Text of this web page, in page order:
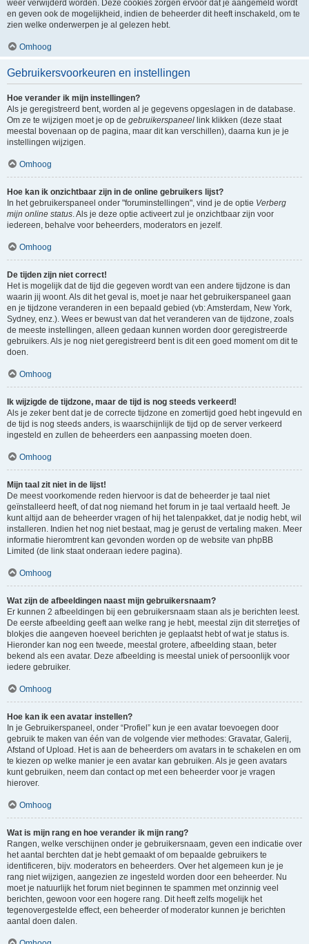
weer verwijderd worden. Deze cookies zorgen ervoor dat je aangemeld wordt
en geven ook de mogelijkheid, indien de beheerder dit heeft inschakeld, om te
zien welke onderwerpen je al gelezen hebt.
Omhoog
Gebruikersvoorkeuren en instellingen
Hoe verander ik mijn instellingen?
Als je geregistreerd bent, worden al je gegevens opgeslagen in de database.
Om ze te wijzigen moet je op de gebruikerspaneel link klikken (deze staat
meestal bovenaan op de pagina, maar dit kan verschillen), daarna kun je je
instellingen wijzigen.
Omhoog
Hoe kan ik onzichtbaar zijn in de online gebruikers lijst?
In het gebruikerspaneel onder "foruminstellingen", vind je de optie Verberg
mijn online status. Als je deze optie activeert zul je onzichtbaar zijn voor
iedereen, behalve voor beheerders, moderators en jezelf.
Omhoog
De tijden zijn niet correct!
Het is mogelijk dat de tijd die gegeven wordt van een andere tijdzone is dan
waarin jij woont. Als dit het geval is, moet je naar het gebruikerspaneel gaan
en je tijdzone veranderen in een bepaald gebied (vb: Amsterdam, New York,
Sydney, enz.). Wees er bewust van dat het veranderen van de tijdzone, zoals
de meeste instellingen, alleen gedaan kunnen worden door geregistreerde
gebruikers. Als je nog niet geregistreerd bent is dit een goed moment om dit te
doen.
Omhoog
Ik wijzigde de tijdzone, maar de tijd is nog steeds verkeerd!
Als je zeker bent dat je de correcte tijdzone en zomertijd goed hebt ingevuld en
de tijd is nog steeds anders, is waarschijnlijk de tijd op de server verkeerd
ingesteld en zullen de beheerders een aanpassing moeten doen.
Omhoog
Mijn taal zit niet in de lijst!
De meest voorkomende reden hiervoor is dat de beheerder je taal niet
geïnstalleerd heeft, of dat nog niemand het forum in je taal vertaald heeft. Je
kunt altijd aan de beheerder vragen of hij het talenpakket, dat je nodig hebt, wil
installeren. Indien het nog niet bestaat, mag je gerust de vertaling maken. Meer
informatie hieromtrent kan gevonden worden op de website van phpBB
Limited (de link staat onderaan iedere pagina).
Omhoog
Wat zijn de afbeeldingen naast mijn gebruikersnaam?
Er kunnen 2 afbeeldingen bij een gebruikersnaam staan als je berichten leest.
De eerste afbeelding geeft aan welke rang je hebt, meestal zijn dit sterretjes of
blokjes die aangeven hoeveel berichten je geplaatst hebt of wat je status is.
Hieronder kan nog een tweede, meestal grotere, afbeelding staan, beter
bekend als een avatar. Deze afbeelding is meestal uniek of persoonlijk voor
iedere gebruiker.
Omhoog
Hoe kan ik een avatar instellen?
In je Gebruikerspaneel, onder “Profiel” kun je een avatar toevoegen door
gebruik te maken van één van de volgende vier methodes: Gravatar, Galerij,
Afstand of Upload. Het is aan de beheerders om avatars in te schakelen en om
te kiezen op welke manier je een avatar kan gebruiken. Als je geen avatars
kunt gebruiken, neem dan contact op met een beheerder voor je vragen
hierover.
Omhoog
Wat is mijn rang en hoe verander ik mijn rang?
Rangen, welke verschijnen onder je gebruikersnaam, geven een indicatie over
het aantal berchten dat je hebt gemaakt of om bepaalde gebruikers te
identificeren, bijv. moderators en beheerders. Over het algemeen kun je je
rang niet wijzigen, aangezien ze ingesteld worden door een beheerder. Nu
moet je natuurlijk het forum niet beginnen te spammen met onzinnig veel
berichten, gewoon voor een hogere rang. Dit heeft zelfs mogelijk het
tegenovergestelde effect, een beheerder of moderator kunnen je berichten
aantal doen dalen.